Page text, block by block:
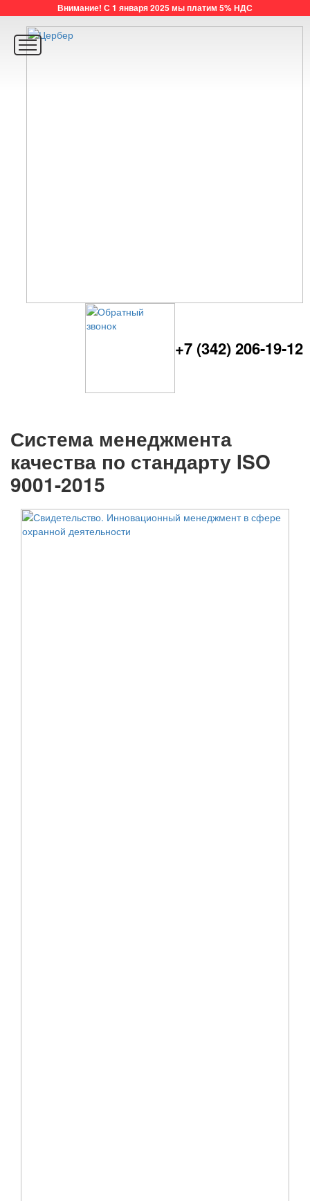
Внимание! С 1 января 2025 мы платим 5% НДС
+7 (342) 206-19-12
Система менеджмента
качества по стандарту ISO
9001-2015